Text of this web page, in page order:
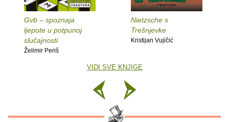
Gvb – spoznaja
ljepote u potpunoj
slučajnosti
Želimir Periš
Nietzsche s
Trešnjevke
Kristijan Vujičić
VIDI SVE KNJIGE